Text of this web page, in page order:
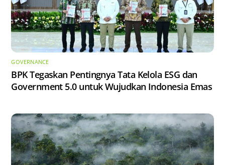
GOVERNANCE
BPK Tegaskan Pentingnya Tata Kelola ESG dan
Government 5.0 untuk Wujudkan Indonesia Emas